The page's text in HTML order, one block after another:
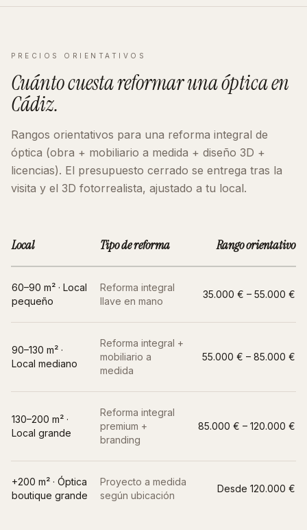
PRECIOS ORIENTATIVOS
Cuánto cuesta reformaruna ópticaen
Cádiz.
Rangos orientativos para una reforma integral de
óptica (obra + mobiliario a medida + diseño 3D +
licencias). El presupuesto cerrado se entrega tras la
visita y el 3D fotorrealista, ajustado a tu local.
Local Tipo de reforma Rango orientativo
60–90 m² · Local
pequeño
Reforma integral
llave en mano
35.000 € – 55.000 €
90–130 m² ·
Local mediano
Reforma integral +
mobiliario a
medida
55.000 € – 85.000 €
130–200 m² ·
Local grande
Reforma integral
premium +
branding
85.000 € – 120.000 €
+200 m² · Óptica
boutique grande
Proyecto a medida
según ubicación
Desde 120.000 €